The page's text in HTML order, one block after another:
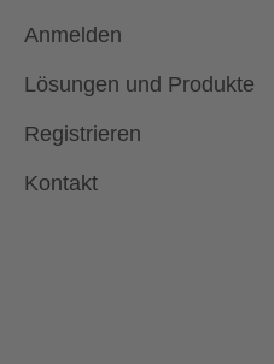
Anmelden
Lösungen und Produkte
Registrieren
Kontakt